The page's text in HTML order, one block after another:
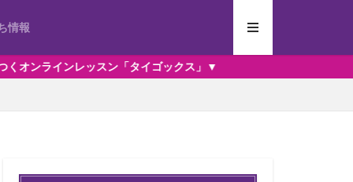
情報
タイゴックス」▼